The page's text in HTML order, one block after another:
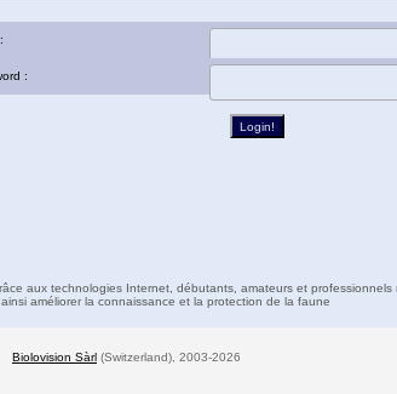
:
aux technologies Internet, débutants, amateurs et professionnels
améliorer la connaissance et la protection de la faune
Biolovision Sàrl (Switzerland), 2003-2026